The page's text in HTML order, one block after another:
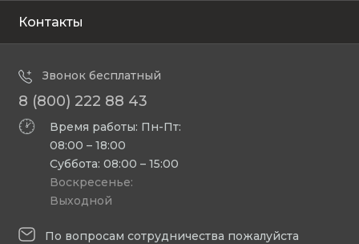
Контакты
Звонок бесплатный
8 (800) 222 88 43
Время работы: Пн-Пт:
08:00 – 18:00
Суббота: 08:00 – 15:00
Воскресенье:
Выходной
По вопросам сотрудничества пожалуйста